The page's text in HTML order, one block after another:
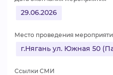
АКТИВИСТЫ
АНАЛИТИКА
29.06.2026
Место проведения
г.Нягань ул. Южная 50
Ссылки СМИ